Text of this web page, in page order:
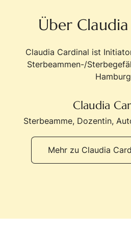
Über
Claudia Cardinal ist
Sterbeammen-/
Claudia
Sterbeamme, Dozentin,
Mehr zu Claudia